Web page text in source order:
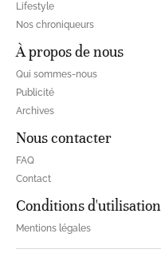
Lifestyle
Nos chroniqueurs
À propos de nous
Qui sommes-nous
Publicité
Archives
Nous contacter
FAQ
Contact
Conditions d'utilisation
Mentions légales